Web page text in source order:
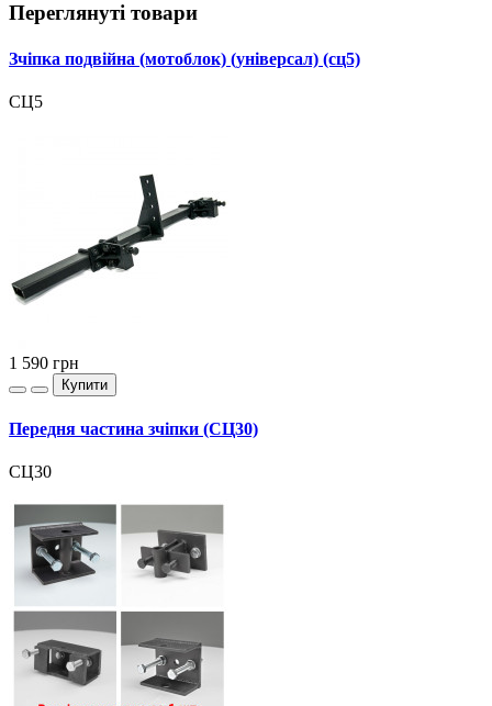
Переглянуті товари
Зчіпка подвійна (мотоблок) (універсал) (сц5)
СЦ5
1 590 грн
Купити
Передня частина зчіпки (СЦ30)
СЦ30